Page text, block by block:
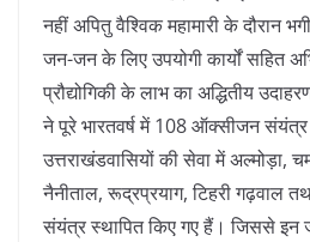
नहीं अपितु वैश्विक महामारी के दौरान
जन-जन के लिए उपयोगी कार्यों सहित
प्रौद्योगिकी के लाभ का अद्धितीय
ने पूरे भारतवर्ष में 108 ऑक्सीजन
उत्तराखंडवासियों की सेवा में अल्मोड़ा,
नैनीताल, रूद्रप्रयाग, टिहरी गढ़वाल
संयंत्र स्थापित किए गए हैं। जिससे